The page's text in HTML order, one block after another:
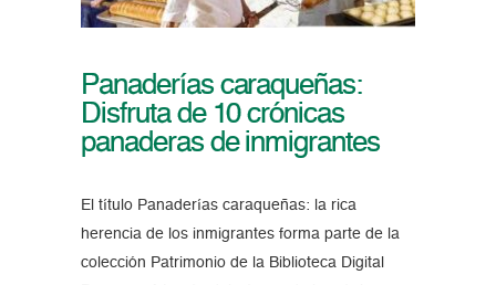
Panaderías caraqueñas:
Disfruta de 10 crónicas
panaderas de inmigrantes
El título Panaderías caraqueñas: la rica
herencia de los inmigrantes forma parte de la
colección Patrimonio de la Biblioteca Digital